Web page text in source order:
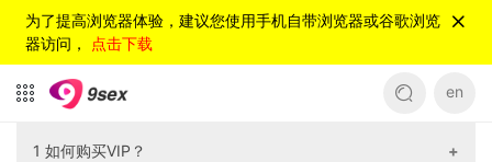
为了提高浏览器体验，建议您使用手机自带浏览器或谷歌浏览
器访问， 点击下载
en
1 如何购买VIP？